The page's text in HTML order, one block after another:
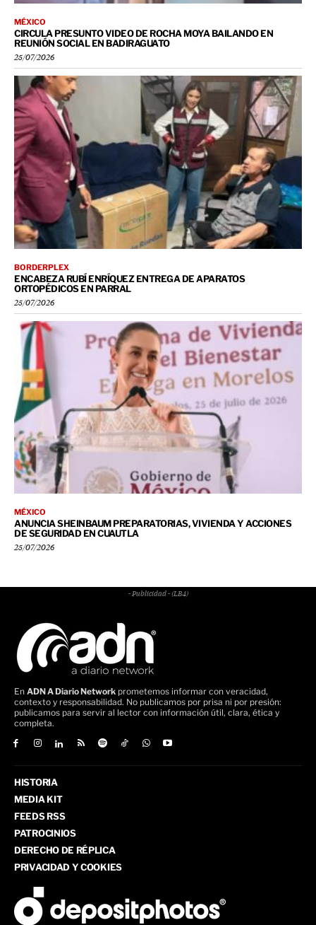
MÉXICO
CIRCULA PRESUNTO VIDEO DE ROCHA MOYA BAILANDO EN
REUNIÓN SOCIAL EN BADIRAGUATO
25/07/2026
BORDERPLEX
ENCABEZA RUBÍ ENRÍQUEZ ENTREGA DE APARATOS
ORTOPÉDICOS EN PARRAL
25/07/2026
MÉXICO
ANUNCIA SHEINBAUM PREPARATORIAS, VIVIENDA Y ACCIONES
DE SEGURIDAD EN CUAUTLA
25/07/2026
- Publicidad - (LB4)
En ADN A Diario Network prometemos informar con veracidad,
contexto y responsabilidad. No publicamos por prisa ni por presión:
publicamos para servir al lector con información útil, clara, ética y
completa.
HISTORIA
MEDIA KIT
FEEDS RSS
PATROCINIOS
DERECHO DE RÉPLICA
PRIVACIDAD Y COOKIES